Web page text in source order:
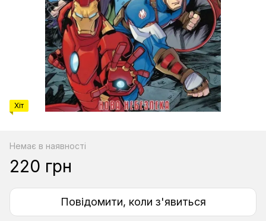
Хіт
Немає в наявності
220 грн
Повідомити, коли з'явиться